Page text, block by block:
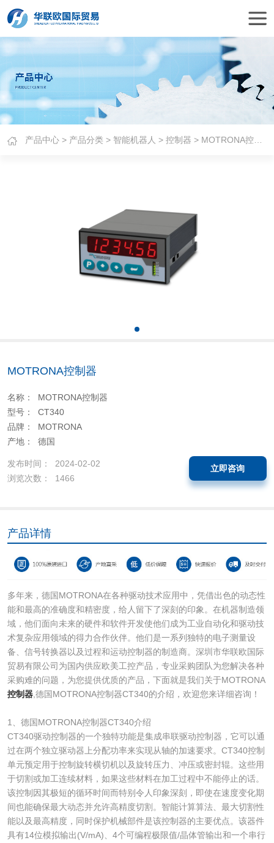
产品中心 > 产品分类 > 智能机器人 >控制器 > MOTRONA控制器
MOTRONA控制器
名称： MOTRONA控制器
型号： CT340
品牌： MOTRONA
产地： 德国
发布时间： 2024-02-02
浏览次数： 1466
立即咨询
产品详情
多年来，德国MOTRONA在各种驱动技术应用中，凭借出色的动态性
能和最高的准确度和精密度，给人留下了深刻的印象。在机器制造领
域，他们面向未来的硬件和软件开发使他们成为工业自动化和驱动技
术复杂应用领域的得力合作伙伴。他们是一系列独特的电子测量设
备、信号转换器以及过程和运动控制器的制造商。深圳市华联欧国际
贸易有限公司为国内供应欧美工控产品，专业采购团队为您解决各种
采购难的问题，为您提供优质的产品，下面就是我们关于MOTRONA
控制器,德国MOTRONA控制器CT340的介绍，欢迎您来详细咨询！
1、德国MOTRONA控制器CT340介绍
CT340驱动控制器的一个独特功能是集成串联驱动控制器，它可以通
过在两个独立驱动器上分配功率来实现从轴的加速要求。CT340控制
单元预定用于控制旋转横切机以及旋转压力、冲压或密封辊。这些用
于切割或加工连续材料，如果这些材料在加工过程中不能停止的话。
该控制因其极短的循环时间而特别令人印象深刻，即使在速度变化期
间也能确保最大动态并允许高精度切割。智能计算算法、最大切割性
能以及最高精度，同时保护机械部件是该控制器的主要优点。该器件
具有14位模拟输出(V/mA)、4个可编程极限值/晶体管输出和一个串行